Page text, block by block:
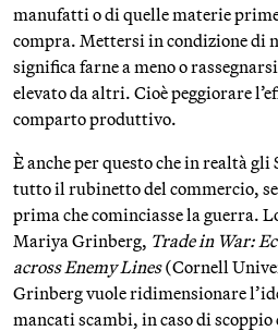
manufatti o di quelle materie
compra. Mettersi in condizione di
significa farne a meno o
elevato da altri. Cioè peggiorare
comparto produttivo.
È anche per questo che in realtà
tutto il rubinetto del commercio,
prima che cominciasse la guerra.
Mariya Grinberg, Trade in War:
across Enemy Lines(Cornell
Grinberg vuole ridimensionare
mancati scambi, in caso di